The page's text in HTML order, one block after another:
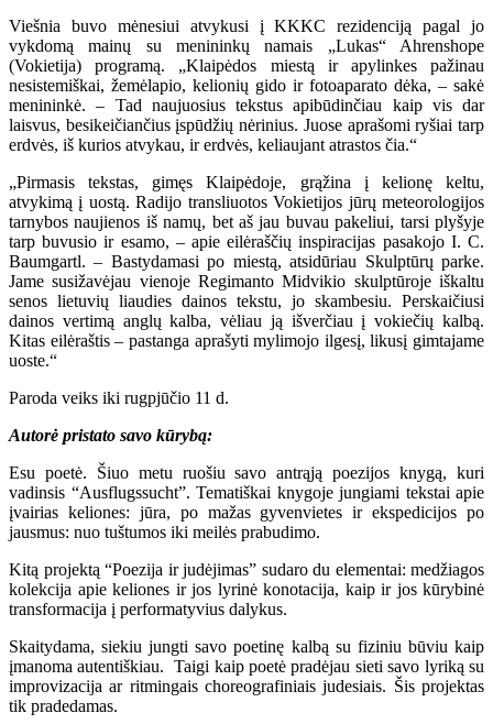
Viešnia buvo mėnesiui atvykusi į KKKC rezidenciją pagal jo
vykdomą mainų su menininkų namais „Lukas“ Ahrenshope
(Vokietija) programą. „Klaipėdos miestą ir apylinkes pažinau
nesistemiškai, žemėlapio, kelionių gido ir fotoaparato dėka, – sakė
menininkė. – Tad naujuosius tekstus apibūdinčiau kaip vis dar
laisvus, besikeičiančius įspūdžių nėrinius. Juose aprašomi ryšiai tarp
erdvės, iš kurios atvykau, ir erdvės, keliaujant atrastos čia.“
„Pirmasis tekstas, gimęs Klaipėdoje, grąžina į kelionę keltu,
atvykimą į uostą. Radijo transliuotos Vokietijos jūrų meteorologijos
tarnybos naujienos iš namų, bet aš jau buvau pakeliui, tarsi plyšyje
tarp buvusio ir esamo, – apie eilėraščių inspiracijas pasakojo I. C.
Baumgartl. – Bastydamasi po miestą, atsidūriau Skulptūrų parke.
Jame susižavėjau vienoje Regimanto Midvikio skulptūroje iškaltu
senos lietuvių liaudies dainos tekstu, jo skambesiu. Perskaičiusi
dainos vertimą anglų kalba, vėliau ją išverčiau į vokiečių kalbą.
Kitas eilėraštis – pastanga aprašyti mylimojo ilgesį, likusį gimtajame
uoste.“
Paroda veiks iki rugpjūčio 11 d.
Autorė pristato savo kūrybą:
Esu poetė. Šiuo metu ruošiu savo antrąją poezijos knygą, kuri
vadinsis “Ausflugssucht”. Tematiškai knygoje jungiami tekstai apie
įvairias keliones: jūra, po mažas gyvenvietes ir ekspedicijos po
jausmus: nuo tuštumos iki meilės prabudimo.
Kitą projektą “Poezija ir judėjimas” sudaro du elementai: medžiagos
kolekcija apie keliones ir jos lyrinė konotacija, kaip ir jos kūrybinė
transformacija į performatyvius dalykus.
Skaitydama, siekiu jungti savo poetinę kalbą su fiziniu būviu kaip
įmanoma autentiškiau. Taigi kaip poetė pradėjau sieti savo lyriką su
improvizacija ar ritmingais choreografiniais judesiais. Šis projektas
tik pradedamas.